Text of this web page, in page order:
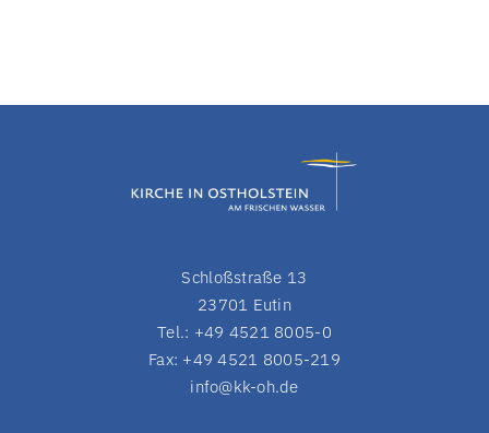
Schloßstraße 13
23701 Eutin
Tel.: +49 4521 8005-0
Fax: +49 4521 8005-219
info@kk-oh.de